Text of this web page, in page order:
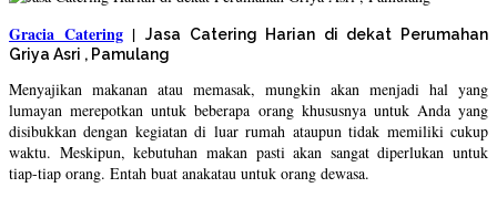
Gracia Catering| Jasa Catering Harian di dekat Perumahan
Griya Asri , Pamulang
Menyajikan makanan atau memasak, mungkin akan menjadi hal yang
lumayan merepotkan untuk beberapa orang khususnya untuk Anda yang
disibukkan dengan kegiatan di luar rumah ataupun tidak memiliki cukup
waktu. Meskipun, kebutuhan makan pasti akan sangat diperlukan untuk
tiap-tiap orang. Entah buat anakatau untuk orang dewasa.